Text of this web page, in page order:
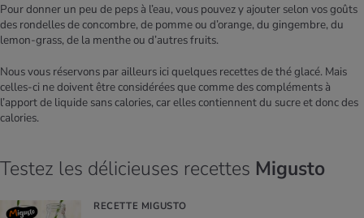
Pour donner un peu de peps à l’eau, vous pouvez y ajouter selon vos goûts
des rondelles de concombre, de pomme ou d’orange, du gingembre, du
lemon-grass, de la menthe ou d’autres fruits.
Nous vous réservons par ailleurs ici quelques recettes de thé glacé. Mais
celles-ci ne doivent être considérées que comme des compléments à
l’apport de liquide sans calories, car elles contiennent du sucre et donc des
calories.
Testez les délicieuses recettes Migusto
RECETTE MIGUSTO